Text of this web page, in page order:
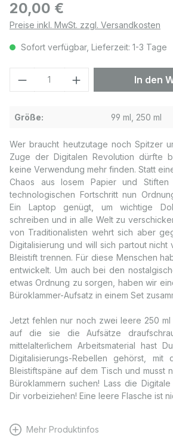
Wer braucht heutzutage noch Spitzer
Zuge der Digitalen Revolution dürfte
keine Verwendung mehr finden. Statt
Chaos aus losem Papier und
technologischen Fortschritt nun
Ein Laptop genügt, um wichtige
schreiben und in alle Welt zu
von Traditionalisten wehrt sich aber
Digitalisierung und will sich partout nicht
Bleistift trennen. Für diese Menschen
entwickelt. Um auch bei den
etwas Ordnung zu sorgen, haben wir
Büroklammer-Aufsatz in einem Set
Jetzt fehlen nur noch zwei leere 250 ml
auf die sie die Aufsätze
mittelalterlichem Arbeitsmaterial hast
Digitalisierungs-Rebellen gehörst,
Bleistiftspäne auf dem Tisch und musst
Büroklammern suchen! Lass die
Dir vorbeiziehen! Eine leere Flasche ist
Mehr Produktinfos
Regulärer Preis:
20,00 €
Preise inkl. MwSt. zzgl. Versandkosten
Sofort verfügbar, Lieferzeit: 1-3 Tage
Produkt Anzahl: GibIn den
Größe: 99 ml, 250 ml